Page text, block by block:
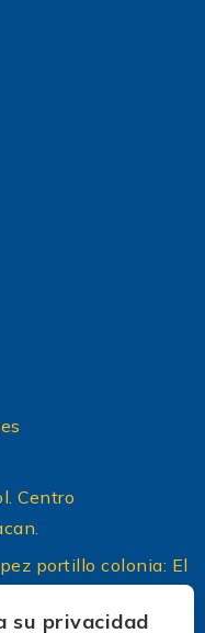
Centro
portillo colonia: El
su privacidad